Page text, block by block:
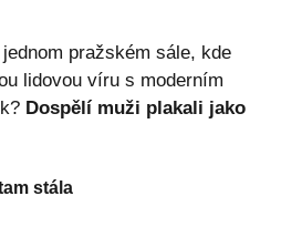
pražském sále, kde
lidovou víru s moderním
Dospělí muži plakali jako
stála